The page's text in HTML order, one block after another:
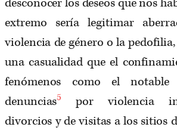
desconocer los deseos que nos
extremo sería legitimar
violencia de género o la
una casualidad que el
fenómenos como el notable
denuncias5
por violencia
divorcios y de visitas a los sitios